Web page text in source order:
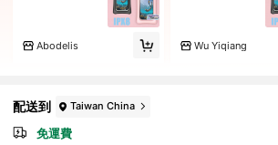
Abodelis Wu Yiqiang
配送到 Taiwan China
免運費